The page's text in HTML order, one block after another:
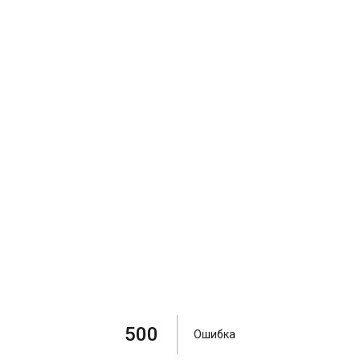
500 Ошибка